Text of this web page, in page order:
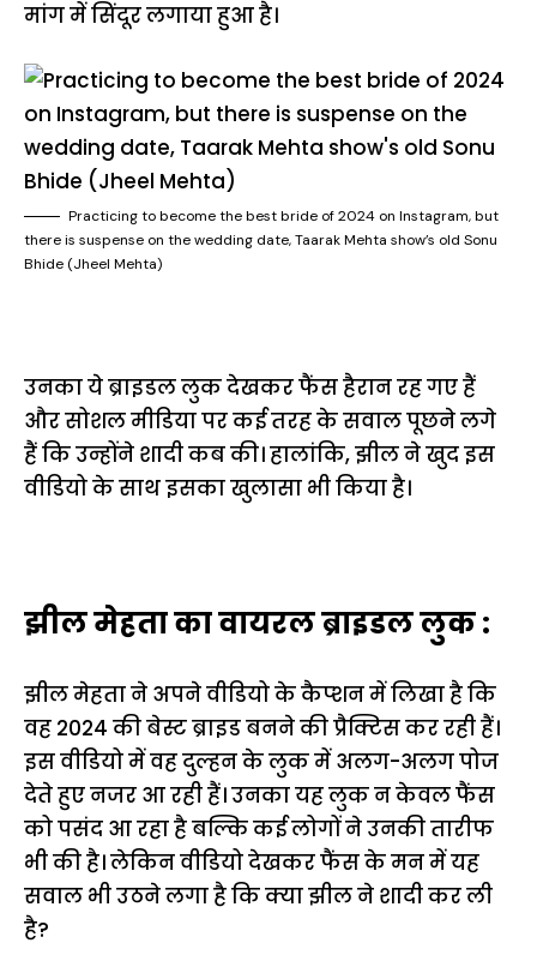
मांग में सिंदूर लगाया हुआ है।
Practicing to become the best bride of 2024 on Instagram, but
there is suspense on the wedding date, Taarak Mehta show’s old Sonu
Bhide (Jheel Mehta)
उनका ये ब्राइडल लुक देखकर फैंस हैरान रह गए हैं
और सोशल मीडिया पर कई तरह के सवाल पूछने लगे
हैं कि उन्होंने शादी कब की। हालांकि, झील ने खुद इस
वीडियो के साथ इसका खुलासा भी किया है।
झील मेहता का वायरल ब्राइडल लुक :
झील मेहता ने अपने वीडियो के कैप्शन में लिखा है कि
वह 2024 की बेस्ट ब्राइड बनने की प्रैक्टिस कर रही हैं।
इस वीडियो में वह दुल्हन के लुक में अलग-अलग पोज
देते हुए नजर आ रही हैं। उनका यह लुक न केवल फैंस
को पसंद आ रहा है बल्कि कई लोगों ने उनकी तारीफ
भी की है। लेकिन वीडियो देखकर फैंस के मन में यह
सवाल भी उठने लगा है कि क्या झील ने शादी कर ली
है?